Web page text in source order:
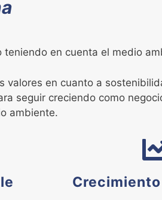
en cuenta el medio
valores en cuanto a
seguir creciendo como
ambiente.